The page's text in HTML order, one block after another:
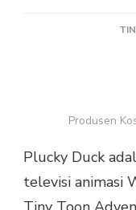
Produsen
Plucky Duck
televisi animasi